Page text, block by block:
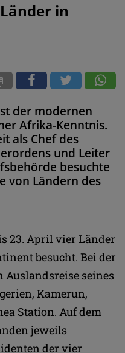
in
der modernen
Afrika-Kenntnis.
als Chef des
und Leiter
besuchte
von Ländern des
23. April vier Länder
besucht. Bei der
seines
Kamerun,
Station. Auf dem
jeweils
der vier